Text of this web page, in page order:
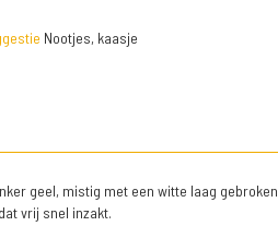
Nootjes, kaasje
geel, mistig met een witte laag gebroken
vrij snel inzakt.